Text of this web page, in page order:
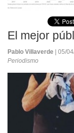
El mejor
Pablo Villaverde
| 05/
Periodismo